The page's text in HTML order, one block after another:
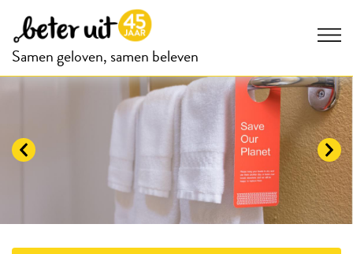
Samen geloven, samen beleven